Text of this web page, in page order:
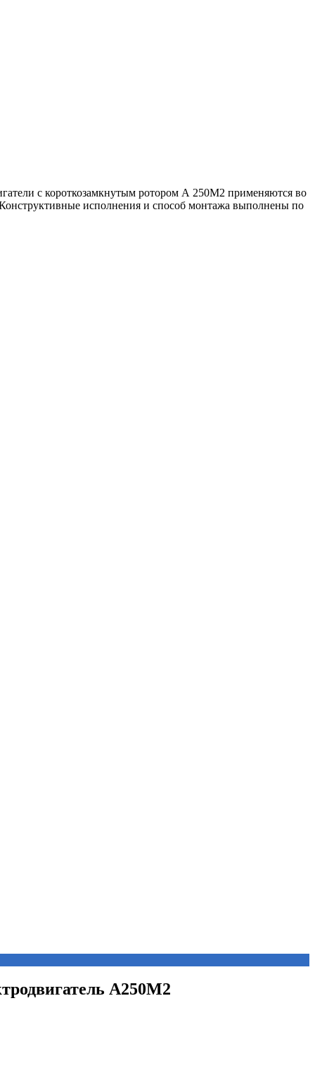
с короткозамкнутым ротором А 250M2 применяются во
исполнения и способ монтажа выполнены по
А250М2